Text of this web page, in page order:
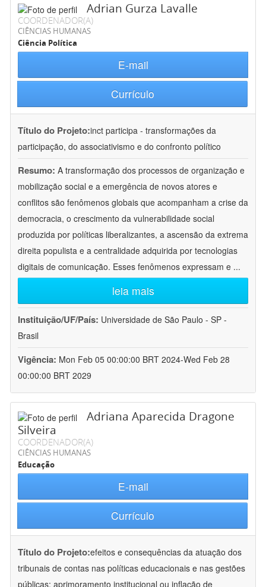
Adrian Gurza Lavalle
COORDENADOR(A)
CIÊNCIAS HUMANAS
Ciência Política
E-mail
Currículo
Título do Projeto:inct participa - transformações da
participação, do associativismo e do confronto político
Resumo: A transformação dos processos de organização e
mobilização social e a emergência de novos atores e
conflitos são fenômenos globais que acompanham a crise da
democracia, o crescimento da vulnerabilidade social
produzida por políticas liberalizantes, a ascensão da extrema
direita populista e a centralidade adquirida por tecnologias
digitais de comunicação. Esses fenômenos expressam e ...
leia mais
Instituição/UF/País: Universidade de São Paulo - SP -
Brasil
Vigência: Mon Feb 05 00:00:00 BRT 2024-Wed Feb 28
00:00:00 BRT 2029
Adriana Aparecida Dragone
Silveira
COORDENADOR(A)
CIÊNCIAS HUMANAS
Educação
E-mail
Currículo
Título do Projeto:efeitos e consequências da atuação dos
tribunais de contas nas políticas educacionais e nas gestões
públicas: aprimoramento institucional ou inflação de